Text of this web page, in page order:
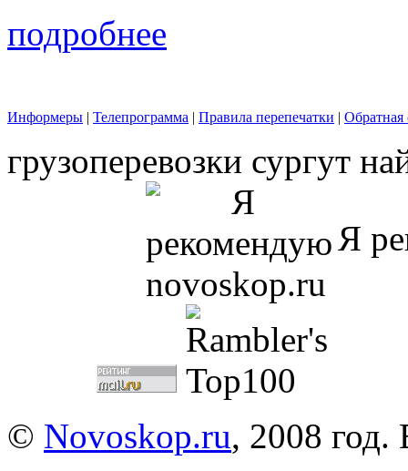
подробнее
Информеры | Телепрограмма | Правила перепечатки | Обратная
грузоперевозки сургут
Я
© Novoskop.ru, 2008